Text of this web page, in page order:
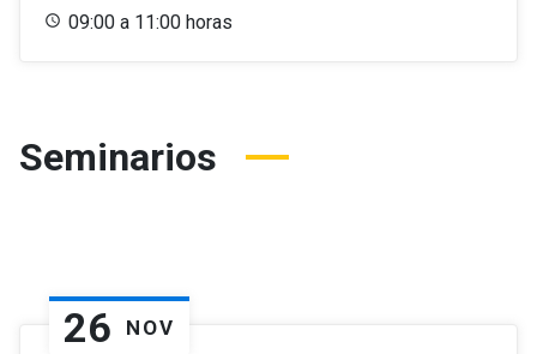
09:00 a 11:00 horas
Seminarios
26 NOV